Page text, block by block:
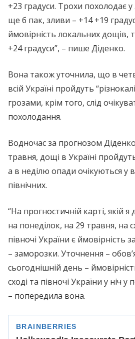
+23 градуси. Трохи похолодає у
ще б пак, зливи – +14 +19
ймовірність локальних дощів,
+24 градуси”, – пише Діденко.
Вона також уточнила, що в
всій Україні пройдуть
грозами, крім того, слід
похолодання.
Водночас за прогнозом
травня, дощі в Україні
а в неділю опади очікуються у
північних.
“На прогностичній карті, якій я
на понеділок, на 29 травня, на
півночі України є ймовірність
– заморозки. Уточнення –
сьогоднішній день –
сході та півночі України у ніч у
– попередила вона.